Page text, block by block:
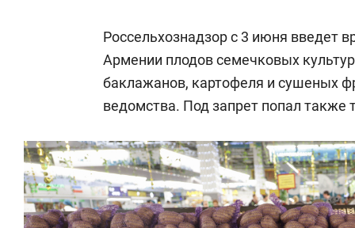
Россельхознадзор с 3 июня введет
Армении плодов семечковых
баклажанов, картофеля и сушеных
ведомства. Под запрет попал также
Рекомендуем
Как ГК «МИР ГРУПП» и ВТБ
создают оазис жилого
комфорта под Казанью
Рекомендуем
150 камер
ID вместо